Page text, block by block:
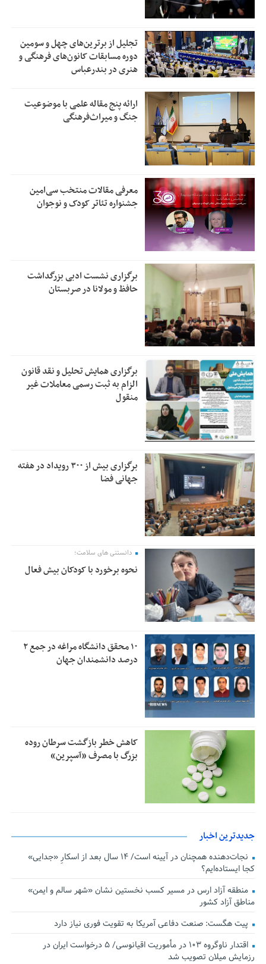
تجلیل از بر‌ترین‌های چهل و سومین
دوره مسابقات کانون‌های فرهنگی و
هنری در بندرعباس
ارائه پنج مقاله علمی با موضوعیت
جنگ و میراث‌فرهنگی
معرفی مقالات منتخب سی‌امین
جشنواره تئاتر کودک و نوجوان
برگزاری نشست ادبی بزرگداشت
حافظ و مولانا در صربستان
برگزاری همایش تحلیل و نقد قانون
الزام به ثبت رسمی معاملات غیر
منقول
برگزاری بیش از ۳۰۰ رویداد در هفته
جهانی فضا
دانستنی های سلامت؛
نحوه برخورد با کودکان بیش فعال
۱۰ محقق دانشگاه مراغه در جمع ۲
درصد دانشمندان جهان
کاهش خطر بازگشت سرطان روده
بزرگ با مصرف «آسپرین»
جدیدترین اخبار
نجات‌دهنده‌ همچنان در آیینه است/ ۱۴ سال بعد از اسکارِ «جدایی»
کجا ایستاده‌ایم؟
منطقه آزاد ارس در مسیر کسب نخستین نشان «شهر سالم و ایمن»
مناطق آزاد کشور
پیت هگست: صنعت دفاعی آمریکا به تقویت فوری نیاز دارد
اقتدار ناوگروه ۱۰۳ در مأموریت‌ اقیانوسی/ ۵ درخواست ایران در
رزمایش میلان تصویب شد